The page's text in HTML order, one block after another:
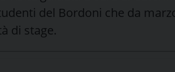
del Bordoni che da
di stage.